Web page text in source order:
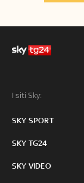
I siti Sky:
SKY SPORT
SKY TG24
SKY VIDEO